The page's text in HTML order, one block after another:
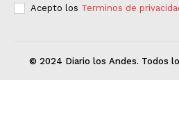
Acepto los Terminos de
© 2024 Diario los Andes. Todos